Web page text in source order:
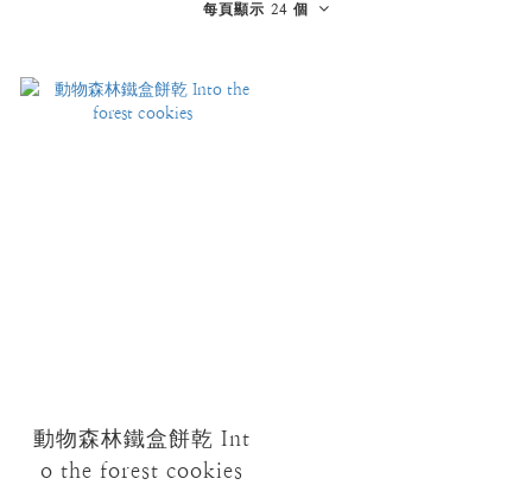
每頁顯示 24 個
動物森林鐵盒餅乾 Int
o the forest cookies